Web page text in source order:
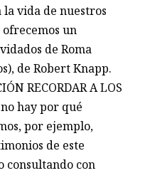
la vida de nuestros
un
de Roma
de Robert Knapp.
RECORDAR A LOS
hay por qué
por ejemplo,
de este
consultando con